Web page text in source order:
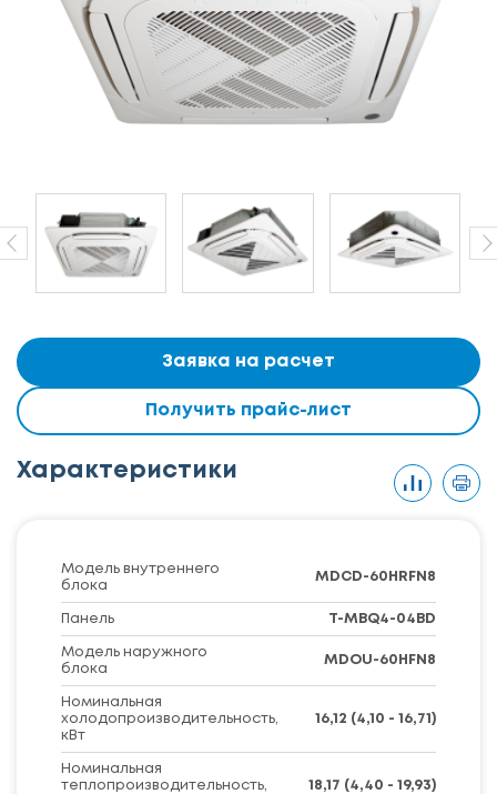
Заявка на расчет
Получить прайс-лист
Характеристики
Модель внутреннего
блока
MDCD-60HRFN8
Панель T-MBQ4-04BD
Модель наружного
блока
MDOU-60HFN8
Номинальная
холодопроизводительность,
кВт
16,12 (4,10 - 16,71)
Номинальная
теплопроизводительность,
18,17 (4,40 - 19,93)